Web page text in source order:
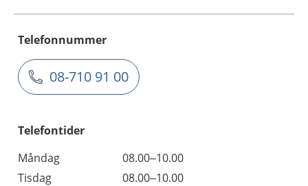
Telefonnummer
08-710 91 00
Telefontider
Måndag
08.00–10.00
Tisdag
08.00–10.00